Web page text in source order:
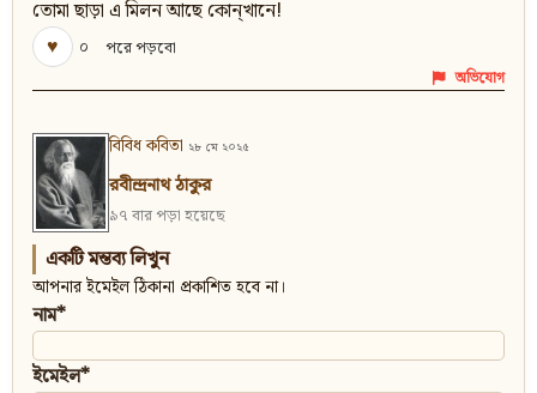
তোমা ছাড়া এ মিলন আছে কোন্‌খানে!
♥
০ পরে পড়বো
অভিযোগ
বিবিধ কবিতা ২৮ মে ২০২৫
রবীন্দ্রনাথ ঠাকুর
৯৭ বার পড়া হয়েছে
একটি মন্তব্য লিখুন
আপনার ইমেইল ঠিকানা প্রকাশিত হবে না।
নাম*
ইমেইল*